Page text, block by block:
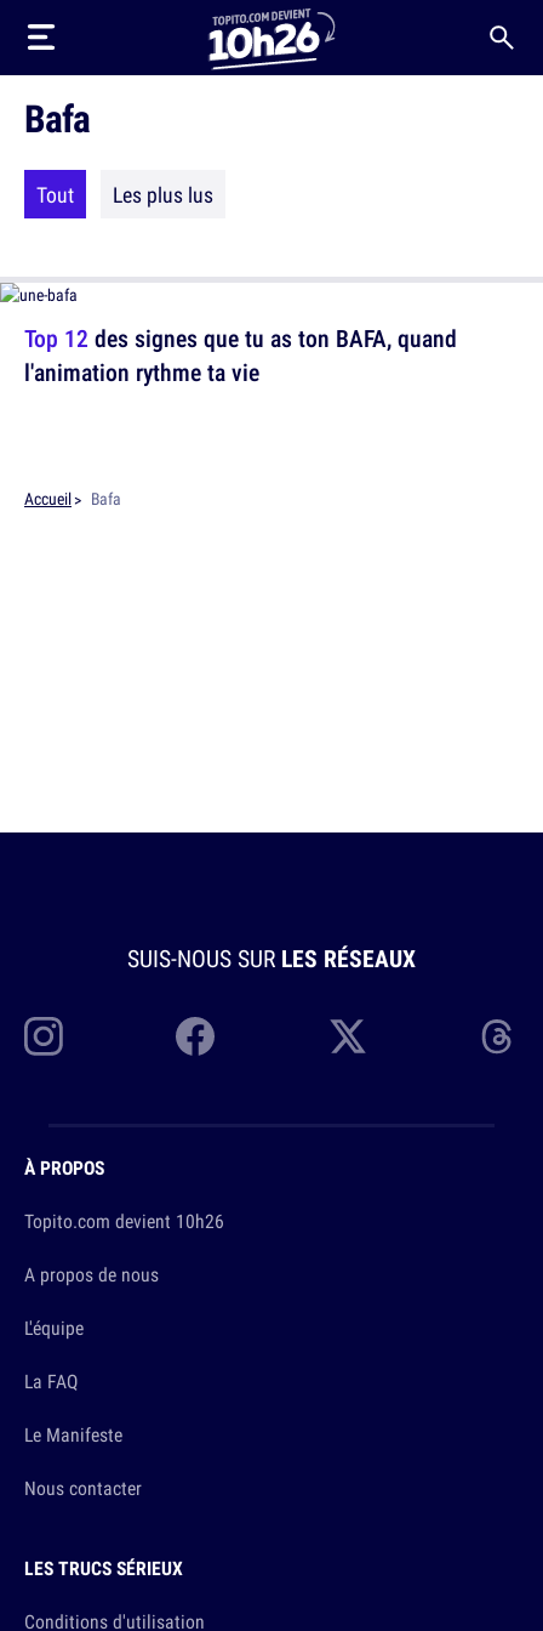
Bafa
Tout Les plus lus
Top 12 des signes que tu as ton BAFA, quand
l'animation rythme ta vie
Accueil Bafa
SUIS-NOUS SUR LES RÉSEAUX
À PROPOS
Topito.com devient 10h26
A propos de nous
L'équipe
La FAQ
Le Manifeste
Nous contacter
LES TRUCS SÉRIEUX
Conditions d'utilisation